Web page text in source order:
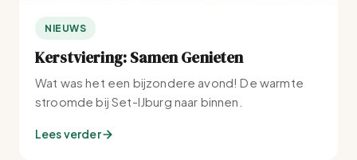
NIEUWS
Kerstviering: Samen Genieten
Wat was het een bijzondere avond! De warmte
stroomde bij Set-IJburg naar binnen.
Lees verder